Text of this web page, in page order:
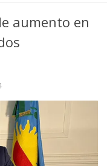
aumento en